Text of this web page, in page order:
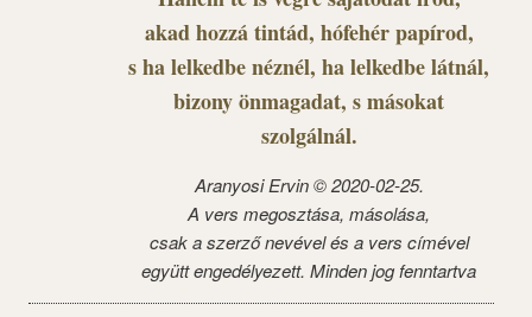
akad hozzá tintád, hófehér papírod,
s ha lelkedbe néznél, ha lelkedbe látnál,
bizony önmagadat, s másokat
szolgálnál.
Aranyosi Ervin © 2020-02-25.
A vers megosztása, másolása,
csak a szerző nevével és a vers címével
együtt engedélyezett. Minden jog fenntartva